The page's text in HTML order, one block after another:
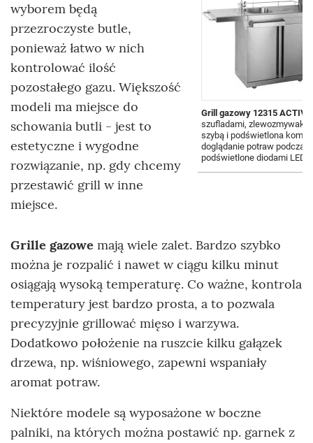
Grill gazowy 12315 ACTIVA
szufladami,
szybą i podświetlona
doglądanie potraw podczas
podświetlone diodami LED,
wyborem będą
przezroczyste butle,
ponieważ łatwo w nich
kontrolować ilość
pozostałego gazu. Większość
modeli ma miejsce do
schowania butli - jest to
estetyczne i wygodne
rozwiązanie, np. gdy chcemy
przestawić grill w inne
miejsce.
Grille gazowe mają wiele zalet. Bardzo szybko
można je rozpalić i nawet w ciągu kilku minut
osiągają wysoką temperaturę. Co ważne, kontrola
temperatury jest bardzo prosta, a to pozwala
precyzyjnie grillować mięso i warzywa.
Dodatkowo położenie na ruszcie kilku gałązek
drzewa, np. wiśniowego, zapewni wspaniały
aromat potraw.
Niektóre modele są wyposażone w boczne
palniki, na których można postawić np. garnek z